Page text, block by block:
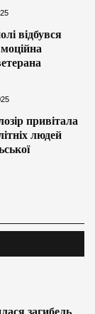
відбувся
привітала
людей
загибель